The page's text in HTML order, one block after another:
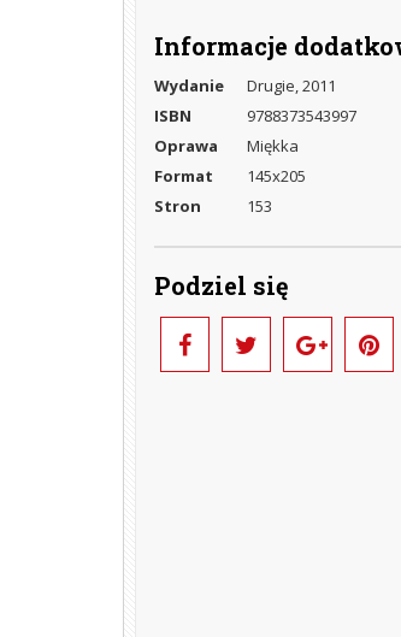
Informacje
Wydanie
Drugie, 2011
ISBN
9788373543997
Oprawa
Miękka
Format
145x205
Stron
153
Podziel się